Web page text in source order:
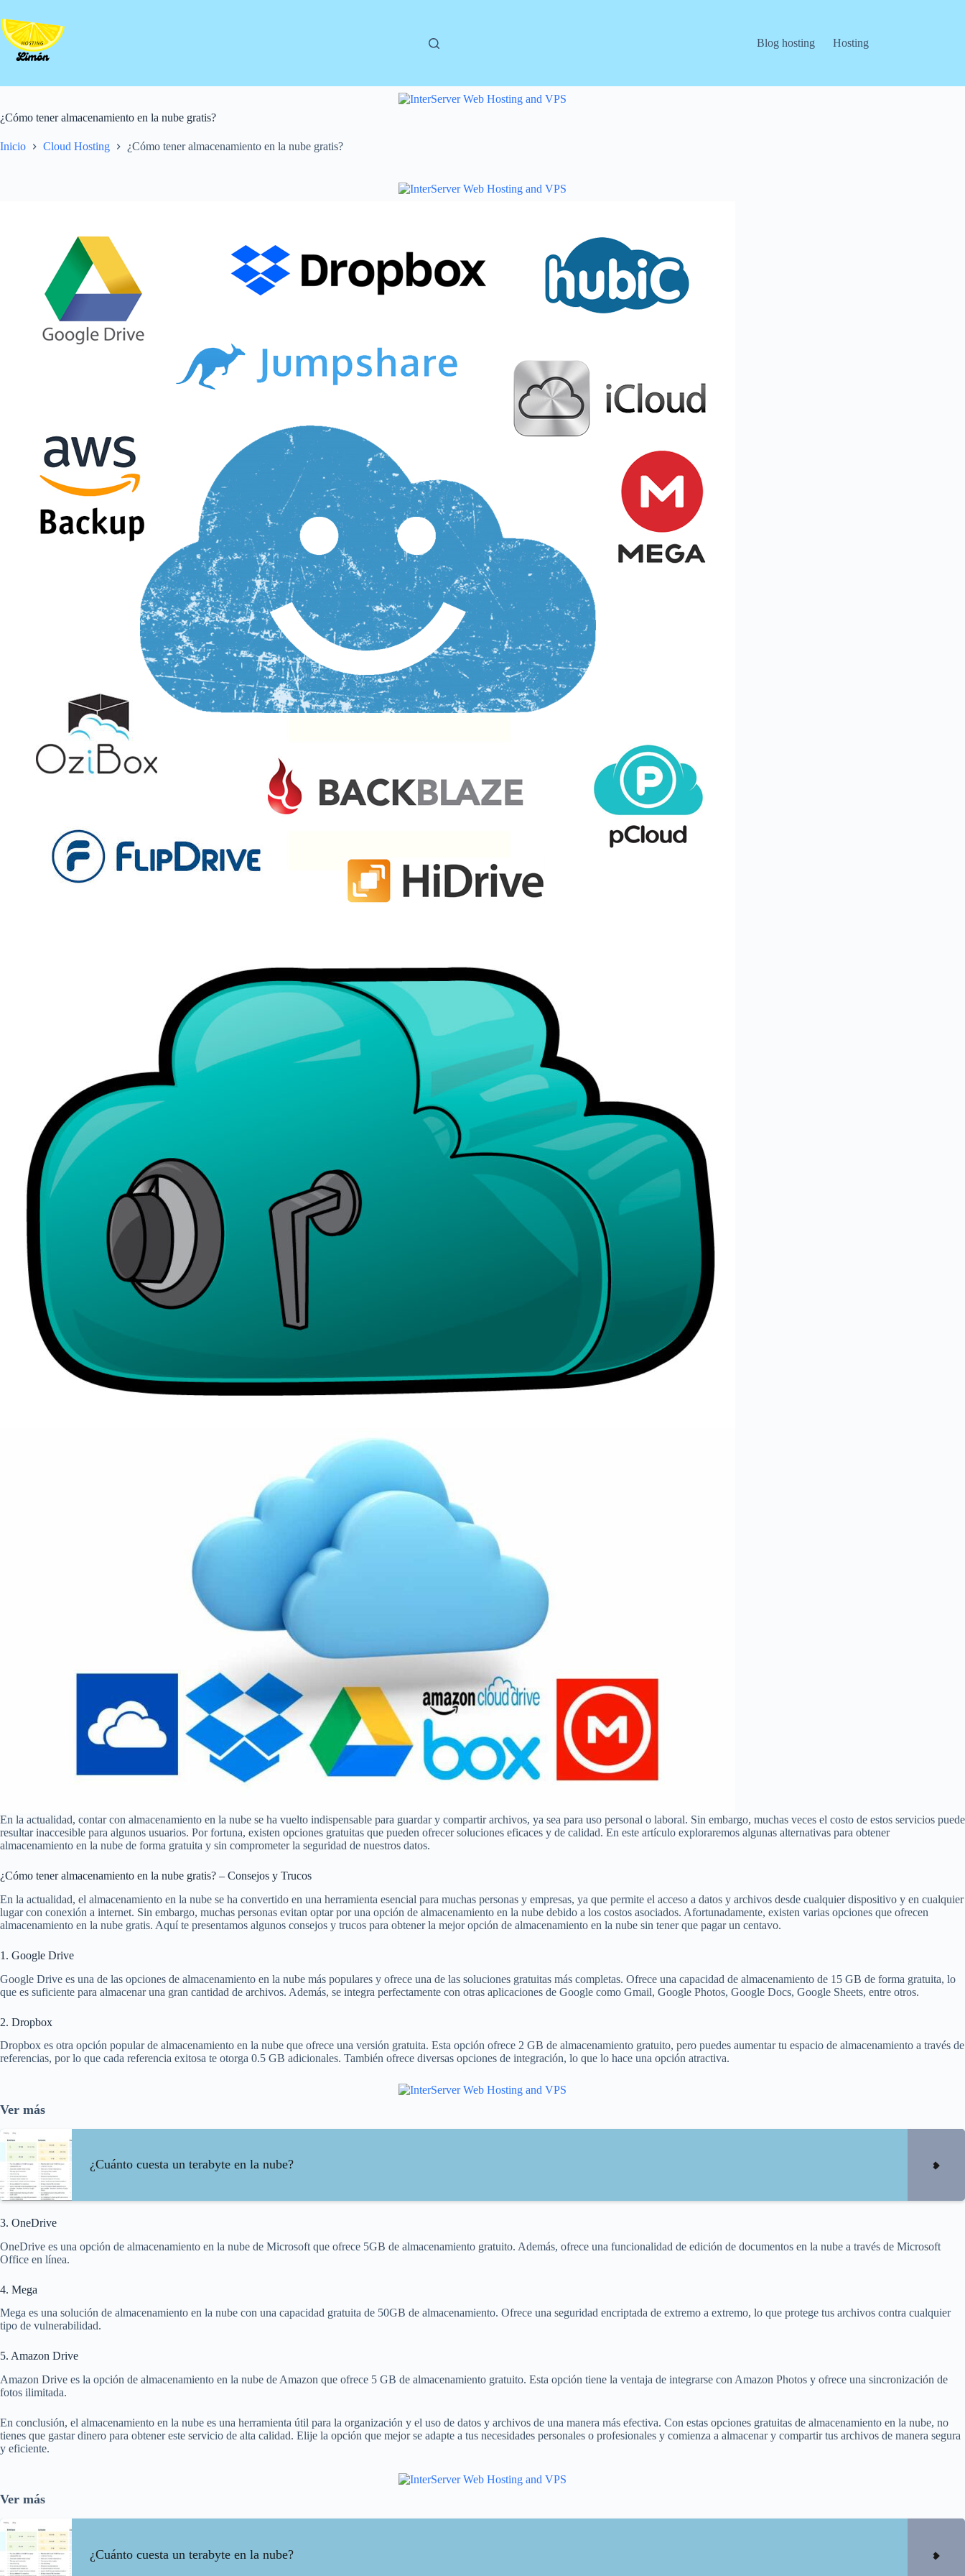
al
contenido
Blog hosting
Hosting
¿Cómo tener almacenamiento en la nube gratis?
Inicio Cloud Hosting ¿Cómo tener almacenamiento en la nube gratis?
En la actualidad, contar con almacenamiento en la nube se ha vuelto indispensable para guardar y compartir archivos, ya sea para uso personal o laboral. Sin embargo, muchas veces el costo de estos servicios puede
resultar inaccesible para algunos usuarios. Por fortuna, existen opciones gratuitas que pueden ofrecer soluciones eficaces y de calidad. En este artículo exploraremos algunas alternativas para obtener
almacenamiento en la nube de forma gratuita y sin comprometer la seguridad de nuestros datos.
¿Cómo tener almacenamiento en la nube gratis? – Consejos y Trucos
En la actualidad, el almacenamiento en la nube se ha convertido en una herramienta esencial para muchas personas y empresas, ya que permite el acceso a datos y archivos desde cualquier dispositivo y en cualquier
lugar con conexión a internet. Sin embargo, muchas personas evitan optar por una opción de almacenamiento en la nube debido a los costos asociados. Afortunadamente, existen varias opciones que ofrecen
almacenamiento en la nube gratis. Aquí te presentamos algunos consejos y trucos para obtener la mejor opción de almacenamiento en la nube sin tener que pagar un centavo.
1. Google Drive
Google Drive es una de las opciones de almacenamiento en la nube más populares y ofrece una de las soluciones gratuitas más completas. Ofrece una capacidad de almacenamiento de 15 GB de forma gratuita, lo
que es suficiente para almacenar una gran cantidad de archivos. Además, se integra perfectamente con otras aplicaciones de Google como Gmail, Google Photos, Google Docs, Google Sheets, entre otros.
2. Dropbox
Dropbox es otra opción popular de almacenamiento en la nube que ofrece una versión gratuita. Esta opción ofrece 2 GB de almacenamiento gratuito, pero puedes aumentar tu espacio de almacenamiento a través de
referencias, por lo que cada referencia exitosa te otorga 0.5 GB adicionales. También ofrece diversas opciones de integración, lo que lo hace una opción atractiva.
Ver más
¿Cuánto cuesta un terabyte en la nube?
3. OneDrive
OneDrive es una opción de almacenamiento en la nube de Microsoft que ofrece 5GB de almacenamiento gratuito. Además, ofrece una funcionalidad de edición de documentos en la nube a través de Microsoft
Office en línea.
4. Mega
Mega es una solución de almacenamiento en la nube con una capacidad gratuita de 50GB de almacenamiento. Ofrece una seguridad encriptada de extremo a extremo, lo que protege tus archivos contra cualquier
tipo de vulnerabilidad.
5. Amazon Drive
Amazon Drive es la opción de almacenamiento en la nube de Amazon que ofrece 5 GB de almacenamiento gratuito. Esta opción tiene la ventaja de integrarse con Amazon Photos y ofrece una sincronización de
fotos ilimitada.
En conclusión, el almacenamiento en la nube es una herramienta útil para la organización y el uso de datos y archivos de una manera más efectiva. Con estas opciones gratuitas de almacenamiento en la nube, no
tienes que gastar dinero para obtener este servicio de alta calidad. Elije la opción que mejor se adapte a tus necesidades personales o profesionales y comienza a almacenar y compartir tus archivos de manera segura
y eficiente.
Ver más
¿Cuánto cuesta un terabyte en la nube?